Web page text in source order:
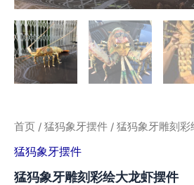
首页 / 猛犸象牙摆件 / 猛犸象牙雕刻
猛犸象牙摆件
猛犸象牙雕刻彩绘大龙虾摆件